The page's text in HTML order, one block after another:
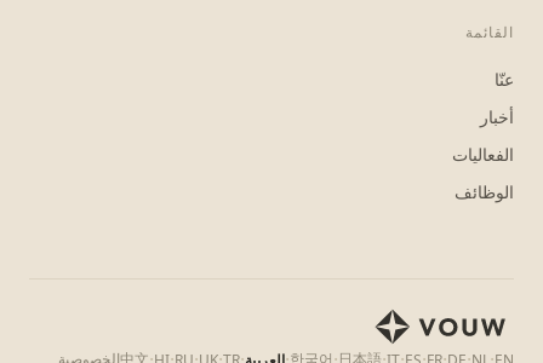
القائمة
عنّا
أخبار
الفعاليات
الوظائف